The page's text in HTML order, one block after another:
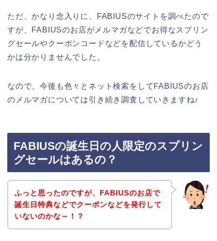
ただ、かなり念入りに、FABIUSのサイトを調べたので
すが、FABIUSのお店がメルマガなどでお得なスプリン
グセールやクーポンコードなどを配信しているかどう
かは分かりませんでした。
なので、今後も色々とネット検索をしてFABIUSのお店
のメルマガについては引き続き調査していきますね♪
FABIUSの誕生日の人限定のスプリン
グセールはあるの？
ふっと思ったのですが、FABIUSのお店で
誕生日特典などでクーポンなどを発行して
いないのかな～！？